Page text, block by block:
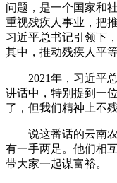
问题，是一个国家和
重视残疾人事业，把
习近平总书记引领下
其中，推动残疾人平
2021年，习近平
讲话中，特别提到一
了，但我们精神上不
说这番话的云南
有一手两足。他们相
带大家一起谋富裕。